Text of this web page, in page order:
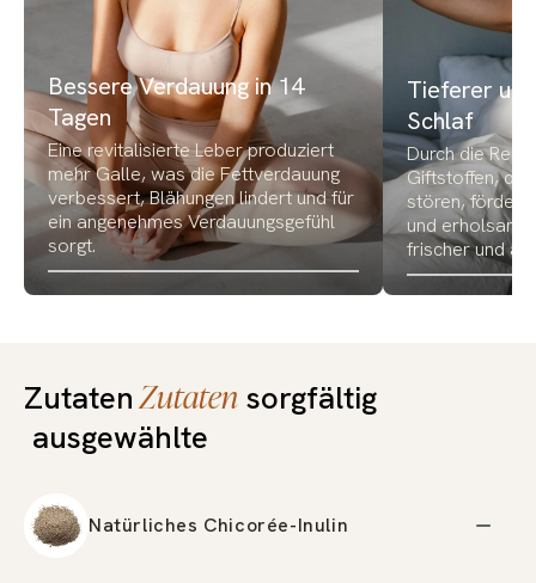
Bessere Verdauung in 14
Tagen
Eine revitalisierte Leber produziert
mehr Galle, was die Fettverdauung
verbessert, Blähungen lindert und für
ein angenehmes Verdauungsgefühl
sorgt.
Tieferer
Schlaf
Durch die
Giftstoffen, die
stören, fördert
und
frischer und
ZutatenZutaten sorgfältig
ausgewählte
Natürliches Chicorée-Inulin